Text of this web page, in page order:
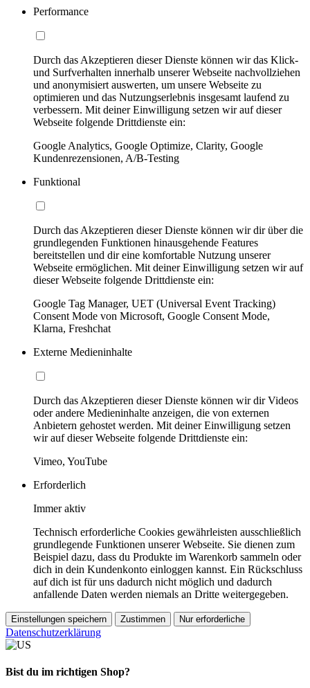
Performance
Durch das Akzeptieren dieser Dienste können wir das Klick-
und Surfverhalten innerhalb unserer Webseite nachvollziehen
und anonymisiert auswerten, um unsere Webseite zu
optimieren und das Nutzungserlebnis insgesamt laufend zu
verbessern. Mit deiner Einwilligung setzen wir auf dieser
Webseite folgende Drittdienste ein:
Google Analytics, Google Optimize, Clarity, Google
Kundenrezensionen, A/B-Testing
Funktional
Durch das Akzeptieren dieser Dienste können wir dir über die
grundlegenden Funktionen hinausgehende Features
bereitstellen und dir eine komfortable Nutzung unserer
Webseite ermöglichen. Mit deiner Einwilligung setzen wir auf
dieser Webseite folgende Drittdienste ein:
Google Tag Manager, UET (Universal Event Tracking)
Consent Mode von Microsoft, Google Consent Mode,
Klarna, Freshchat
Externe Medieninhalte
Durch das Akzeptieren dieser Dienste können wir dir Videos
oder andere Medieninhalte anzeigen, die von externen
Anbietern gehostet werden. Mit deiner Einwilligung setzen
wir auf dieser Webseite folgende Drittdienste ein:
Vimeo, YouTube
Erforderlich
Immer aktiv
Technisch erforderliche Cookies gewährleisten ausschließlich
grundlegende Funktionen unserer Webseite. Sie dienen zum
Beispiel dazu, dass du Produkte im Warenkorb sammeln oder
dich in dein Kundenkonto einloggen kannst. Ein Rückschluss
auf dich ist für uns dadurch nicht möglich und dadurch
anfallende Daten werden niemals an Dritte weitergegeben.
Einstellungen speichern Zustimmen Nur erforderliche
Datenschutzerklärung
Bist du im richtigen Shop?